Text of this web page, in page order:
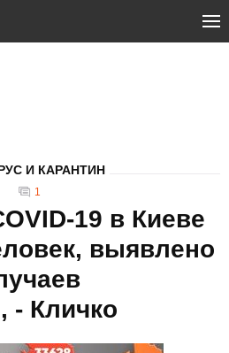
И КАРАНТИН
1
19 в Киеве
выявлено
- Кличко